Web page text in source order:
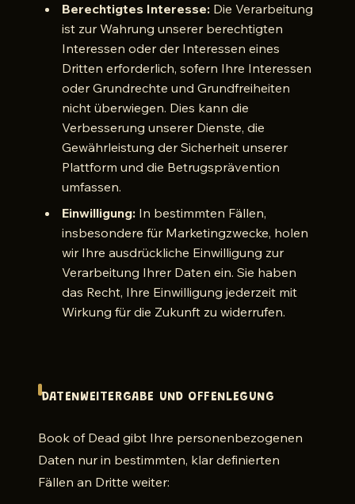
Berechtigtes Interesse: Die Verarbeitung
ist zur Wahrung unserer berechtigten
Interessen oder der Interessen eines
Dritten erforderlich, sofern Ihre Interessen
oder Grundrechte und Grundfreiheiten
nicht überwiegen. Dies kann die
Verbesserung unserer Dienste, die
Gewährleistung der Sicherheit unserer
Plattform und die Betrugsprävention
umfassen.
Einwilligung: In bestimmten Fällen,
insbesondere für Marketingzwecke, holen
wir Ihre ausdrückliche Einwilligung zur
Verarbeitung Ihrer Daten ein. Sie haben
das Recht, Ihre Einwilligung jederzeit mit
Wirkung für die Zukunft zu widerrufen.
DATENWEITERGABE UND OFFENLEGUNG
Book of Dead gibt Ihre personenbezogenen
Daten nur in bestimmten, klar definierten
Fällen an Dritte weiter: